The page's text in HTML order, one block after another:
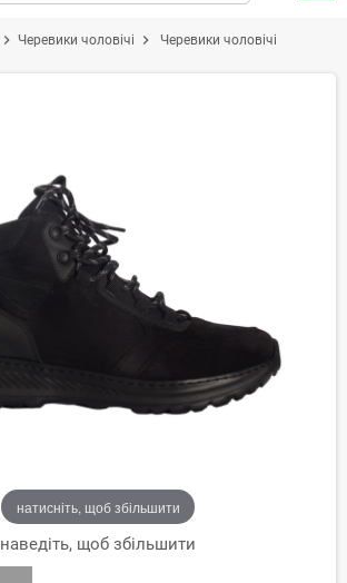
chevron_right Черевики чоловічі chevron_right Черевики чоловічі
натисніть, щоб збільшити
наведіть, щоб збільшити